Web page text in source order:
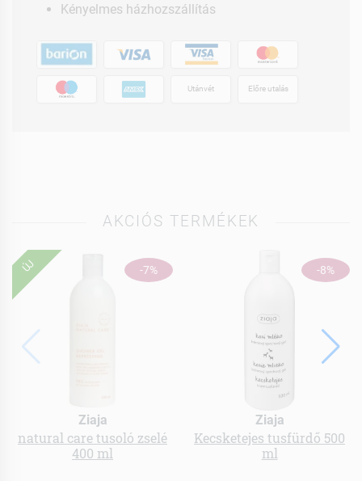
Kényelmes házhozszállítás
Utánvét Előre utalás
AKCIÓS TERMÉKEK
-7%
ÚJ
Ziaja
natural care tusoló zselé
400 ml
-8%
Ziaja
Kecsketejes tusfürdő 500
ml